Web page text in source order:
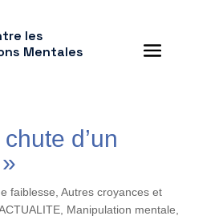
les
Mentales
d’un
faiblesse Autres croyances et
, Manipulation mentale